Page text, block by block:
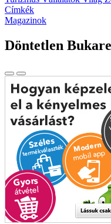
Címkék
Magazinok
Döntetlen